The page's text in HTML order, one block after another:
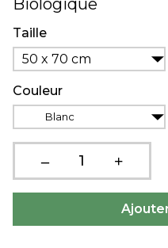
Biologique
Taille
50 x 70 cm
Couleur
Blanc